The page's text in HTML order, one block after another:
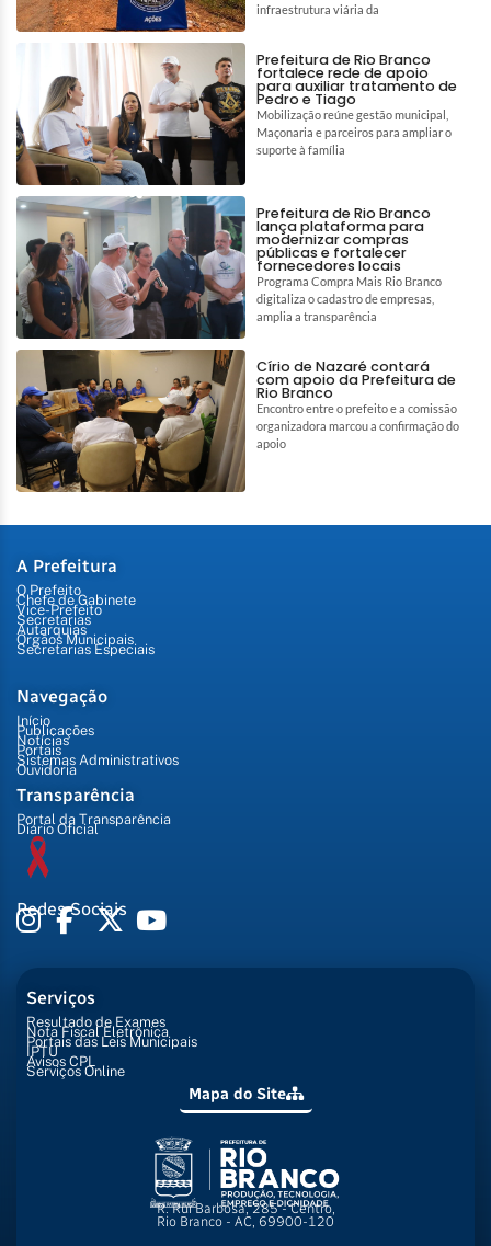
infraestrutura viária da
Prefeitura de Rio Branco
fortalece rede de apoio
para auxiliar tratamento de
Pedro e Tiago
Mobilização reúne gestão municipal,
Maçonaria e parceiros para ampliar o
suporte à família
Prefeitura de Rio Branco
lança plataforma para
modernizar compras
públicas e fortalecer
fornecedores locais
Programa Compra Mais Rio Branco
digitaliza o cadastro de empresas,
amplia a transparência
Círio de Nazaré contará
com apoio da Prefeitura de
Rio Branco
Encontro entre o prefeito e a comissão
organizadora marcou a confirmação do
apoio
A Prefeitura
O Prefeito
Chefe de Gabinete
Vice-Prefeito
Secretarias
Autarquias
Órgãos Municipais
Secretarias Especiais
Navegação
Início
Publicações
Notícias
Portais
Sistemas Administrativos
Ouvidoria
Transparência
Portal da Transparência
Diário Oficial
Redes Sociais
Serviços
Resultado de Exames
Nota Fiscal Eletrônica
Portais das Leis Municipais
IPTU
Avisos CPL
Serviços Online
Mapa do Site
R. Rui Barbosa, 285 - Centro,
Rio Branco - AC, 69900-120